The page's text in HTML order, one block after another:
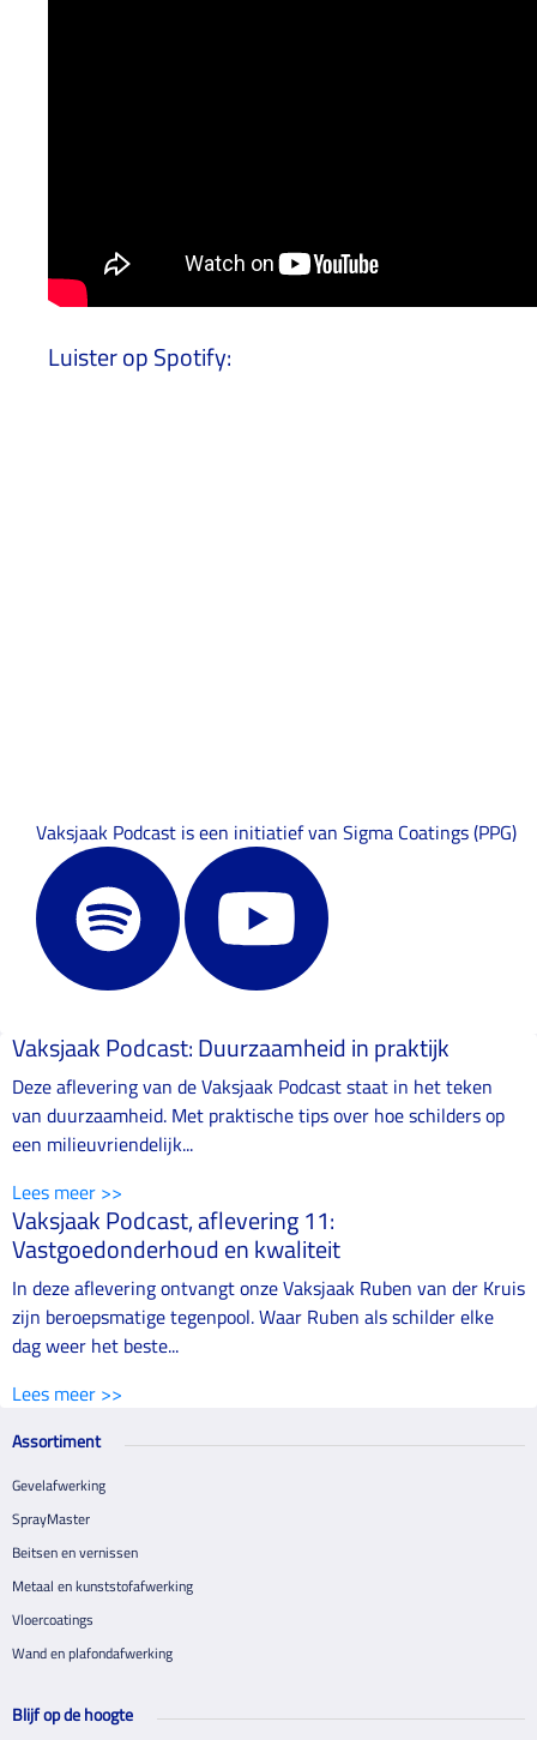
Luister op Spotify:
Vaksjaak Podcast is een initiatief van Sigma Coatings (PPG)
Vaksjaak Podcast: Duurzaamheid in praktijk
Deze aflevering van de Vaksjaak Podcast staat in het teken
van duurzaamheid. Met praktische tips over hoe schilders op
een milieuvriendelijk...
Lees meer >>
Vaksjaak Podcast, aflevering 11:
Vastgoedonderhoud en kwaliteit
In deze aflevering ontvangt onze Vaksjaak Ruben van der Kruis
zijn beroepsmatige tegenpool. Waar Ruben als schilder elke
dag weer het beste...
Lees meer >>
Assortiment
Gevelafwerking
SprayMaster
Beitsen en vernissen
Metaal en kunststofafwerking
Vloercoatings
Wand en plafondafwerking
Blijf op de hoogte